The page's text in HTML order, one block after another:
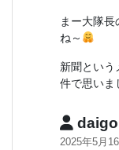
まー大隊
ね～
新聞という
件で思いま
daigo
2025年5月16